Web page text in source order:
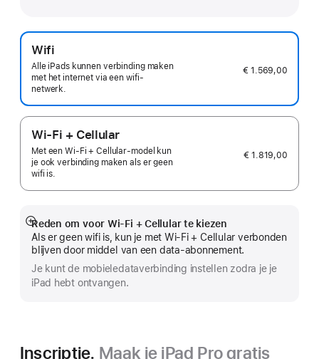
Wifi
Alle iPads kunnen verbinding maken
met het internet via een wifi-
netwerk.
€ 1.569,00
Wi-Fi + Cellular
Met een Wi‑Fi + Cellular-model kun
je ook verbinding maken als er geen
wifi is.
€ 1.819,00
Reden om voor Wi-Fi + Cellular te kiezen
Als er geen wifi is, kun je met Wi-Fi + Cellular verbonden
blijven door middel van een data-abonnement.
Je kunt de mobiele­data­verbinding instellen zodra je je
iPad hebt ontvangen.
Meer
Inscriptie. Maak je iPad Pro gratis